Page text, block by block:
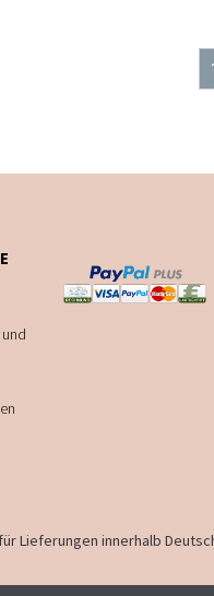
Lieferungen innerhalb